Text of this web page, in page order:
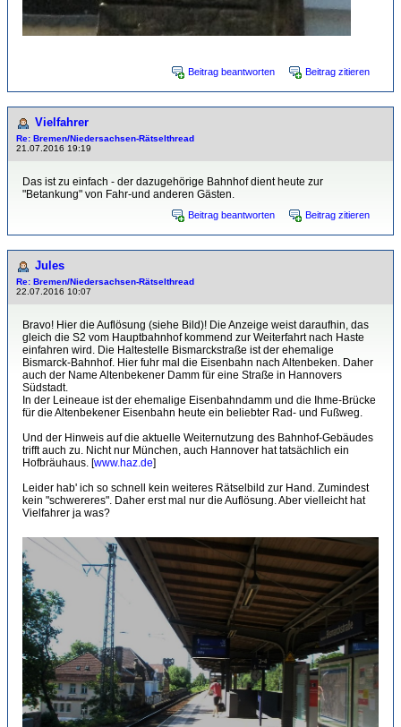
Beitrag beantworten Beitrag zitieren
Vielfahrer
Re: Bremen/Niedersachsen-Rätselthread
21.07.2016 19:19
Das ist zu einfach - der dazugehörige Bahnhof dient heute zur
"Betankung" von Fahr-und anderen Gästen.
Beitrag beantworten Beitrag zitieren
Jules
Re: Bremen/Niedersachsen-Rätselthread
22.07.2016 10:07
Bravo! Hier die Auflösung (siehe Bild)! Die Anzeige weist daraufhin, das
gleich die S2 vom Hauptbahnhof kommend zur Weiterfahrt nach Haste
einfahren wird. Die Haltestelle Bismarckstraße ist der ehemalige
Bismarck-Bahnhof. Hier fuhr mal die Eisenbahn nach Altenbeken. Daher
auch der Name Altenbekener Damm für eine Straße in Hannovers
Südstadt.
In der Leineaue ist der ehemalige Eisenbahndamm und die Ihme-Brücke
für die Altenbekener Eisenbahn heute ein beliebter Rad- und Fußweg.
Und der Hinweis auf die aktuelle Weiternutzung des Bahnhof-Gebäudes
trifft auch zu. Nicht nur München, auch Hannover hat tatsächlich ein
Hofbräuhaus. [www.haz.de]
Leider hab' ich so schnell kein weiteres Rätselbild zur Hand. Zumindest
kein "schwereres". Daher erst mal nur die Auflösung. Aber vielleicht hat
Vielfahrer ja was?